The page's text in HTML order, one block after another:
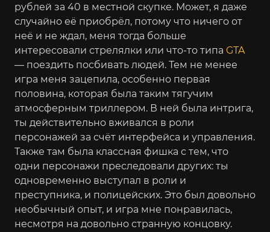
рублей за 40 в местной скупке. Может, я даже
случайно её приобрёл, потому что ничего от
неё и не ждал, меня тогда больше
интересовали стрелялки или что-то типа GTA
— поездить посбивать людей. Тем не менее
игра меня зацепила, особенно первая
половина, которая была таким тягучим
атмосферным триллером. В ней была интрига,
ты действительно вживался в роли
персонажей за счёт интерфейса и управления.
Также там была классная фишка с тем, что
одни персонажи преследовали других: ты
одновременно выступал в роли и
преступника, и полицейских. Это был довольно
необычный опыт, и игра мне понравилась,
несмотря на довольно странную концовку.